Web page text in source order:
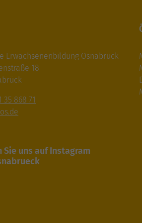
Erwachsenenbildung Osnabrück
18
35 868 71
Sie uns auf Instagram